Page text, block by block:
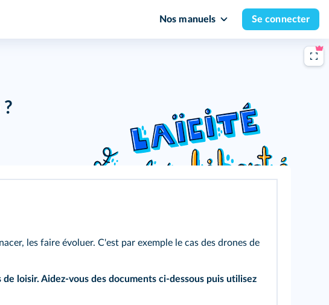
Nos manuels Se connecter
les faire évoluer. C'est par exemple le cas des drones de
loisir. Aidez-vous des documents ci-dessous puis utilisez